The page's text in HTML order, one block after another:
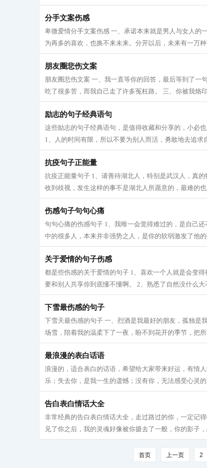
分手文案伤感
卑微爱情分手文案伤感 一、承诺本来就是男人与女人的
为再多的喜欢，也换不来未来。分开以后，未来有一万
朋友圈悲伤文案
朋友圈悲伤文案 一、我一直等你的回答，最后等到了一
吃了很多苦，而我自己走了许多冤枉路。 三、你被我烙
励志的句子经典语句
这些励志的句子经典语句，是值得收藏和分享的，小必
1、人的时间有限，所以不要为别人而活，勇敢地去追求
抗疫句子正能量
抗疫正能量句子 1、请善待湖北人，特别是武汉人，真
收到歧视，发生这样的事不是湖北人所愿意的，最难的
伤感句子句句心痛
句句心痛的伤感句子 1、我唯一会觉得难过的，是自己
中的很多人，本来并非强势之人，是你的软弱激发了他
关于爱情的句子伤感
都是些伤感的关于爱情的句子 1、喜欢一个人就是会变
要和别人共享你到底懂不懂啊。 2、熟悉了自然没什么大
下雪最伤感的句子
下雪天最伤感的句子 一、烈酒是我最好的朋友，孤独是
场雪，陪着我的温柔下了一夜，盼不到花开的季节，把
最浪漫的表白话语
浪漫的，适合表白的话语，希望给大家带来好运，有情
乐；失去你，是我一生的遗憾；没有你，无法感受心灵
告白表白情话大全
非常经典的告白表白情话大全，走过路过的你，一定记
见了你之后，我的灵魂好像被你摄去了一般，你的影子
首页 上一页 2